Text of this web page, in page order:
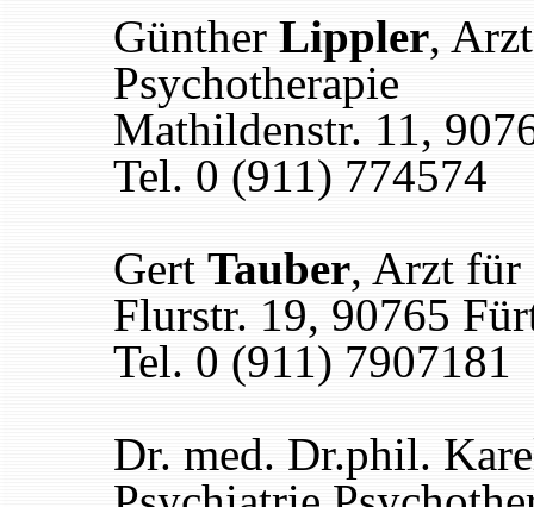
Günther Lippler,
Psychotherapie
Mathildenstr. 11,
Tel. 0 (911) 774574
Gert Tauber, Arzt für
Flurstr. 19, 90765
Tel. 0 (911) 7907181
Dr. med. Dr.phil.